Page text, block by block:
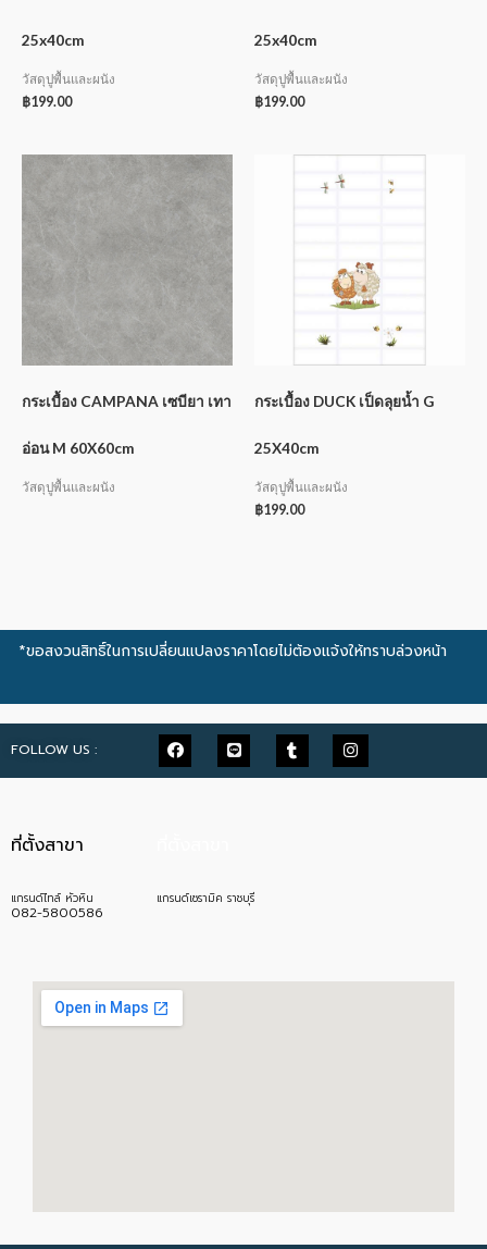
25x40cm
วัสดุปูพื้นและผนัง
฿199.00
25x40cm
วัสดุปูพื้นและผนัง
฿199.00
กระเบื้อง CAMPANA เซบียา เทา
อ่อน M 60X60cm
วัสดุปูพื้นและผนัง
กระเบื้อง DUCK เป็ดลุยน้ำ G
25X40cm
วัสดุปูพื้นและผนัง
฿199.00
*ขอสงวนสิทธิ์ในการเปลี่ยนแปลงราคาโดยไม่ต้องแจ้งให้ทราบล่วงหน้า
FOLLOW US :
ที่ตั้งสาขา
แกรนด์ไทล์ หัวหิน
082-5800586
แกรนด์เซรามิค ราชบุรี